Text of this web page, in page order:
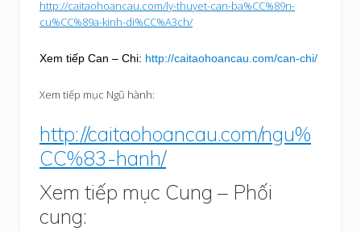
http://caitaohoancau.com/ly-thuyet-can-ba%CC%89n-
cu%CC%89a-kinh-di%CC%A3ch/
Xem tiếp Can – Chi: http://caitaohoancau.com/can-chi/
Xem tiếp mục Ngũ hành:
http://caitaohoancau.com/ngu%
CC%83-hanh/
Xem tiếp mục Cung – Phối
cung: